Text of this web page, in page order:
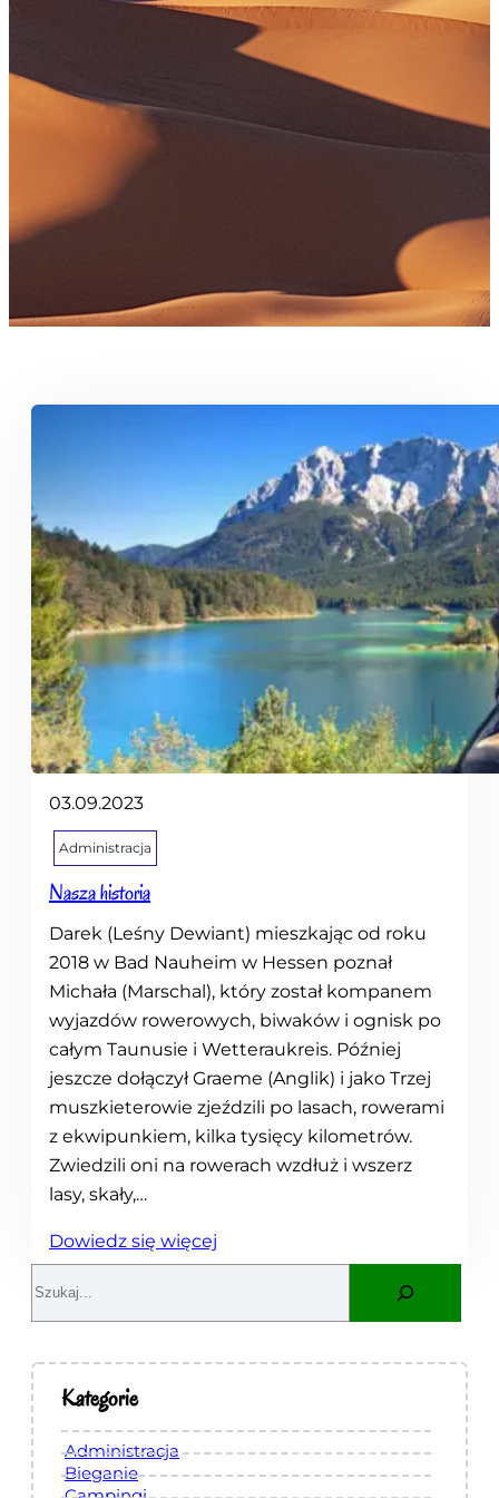
03.09.2023
Administracja
Nasza historia
Darek (Leśny Dewiant) mieszkając od roku
2018 w Bad Nauheim w Hessen poznał
Michała (Marschal), który został kompanem
wyjazdów rowerowych, biwaków i ognisk po
całym Taunusie i Wetteraukreis. Później
jeszcze dołączył Graeme (Anglik) i jako Trzej
muszkieterowie zjeździli po lasach, rowerami
z ekwipunkiem, kilka tysięcy kilometrów.
Zwiedzili oni na rowerach wzdłuż i wszerz
lasy, skały,…
Dowiedz się więcej
N
s
s
r
c
h
Kategorie
Administracja
Bieganie